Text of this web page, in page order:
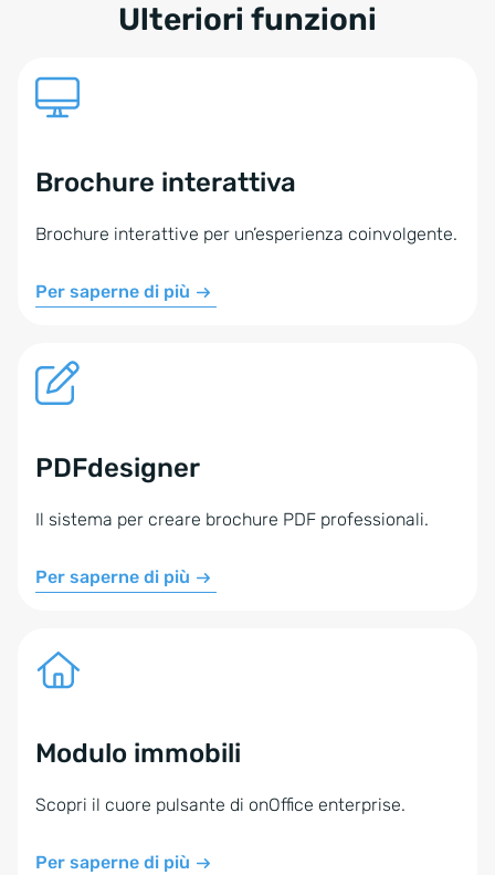
Ulteriori funzioni
Brochure interattiva
Brochure interattive per un’esperienza coinvolgente.
Per saperne di più
PDFdesigner
Il sistema per creare brochure PDF professionali.
Per saperne di più
Modulo immobili
Scopri il cuore pulsante di onOffice enterprise.
Per saperne di più